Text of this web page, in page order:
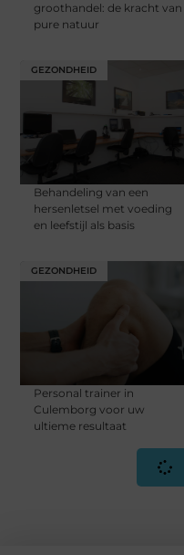
groothandel: de kracht van
pure natuur
GEZONDHEID
Behandeling van een
hersenletsel met voeding
en leefstijl als basis
GEZONDHEID
Personal trainer in
Culemborg voor uw
ultieme resultaat